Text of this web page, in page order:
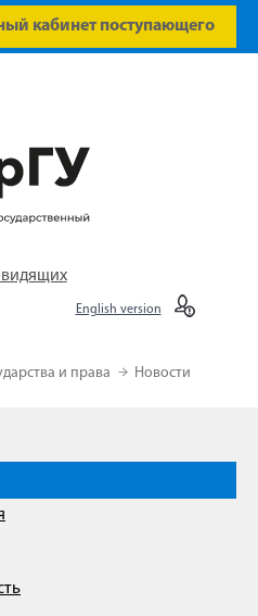
кабинет поступающего
English version
и права Новости